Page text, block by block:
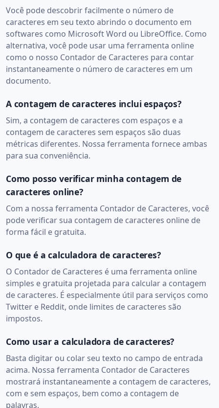
Você pode descobrir facilmente o número de
caracteres em seu texto abrindo o documento em
softwares como Microsoft Word ou LibreOffice. Como
alternativa, você pode usar uma ferramenta online
como o nosso Contador de Caracteres para contar
instantaneamente o número de caracteres em um
documento.
A contagem de caracteres inclui espaços?
Sim, a contagem de caracteres com espaços e a
contagem de caracteres sem espaços são duas
métricas diferentes. Nossa ferramenta fornece ambas
para sua conveniência.
Como posso verificar minha contagem de
caracteres online?
Com a nossa ferramenta Contador de Caracteres, você
pode verificar sua contagem de caracteres online de
forma fácil e gratuita.
O que é a calculadora de caracteres?
O Contador de Caracteres é uma ferramenta online
simples e gratuita projetada para calcular a contagem
de caracteres. É especialmente útil para serviços como
Twitter e Reddit, onde limites de caracteres são
impostos.
Como usar a calculadora de caracteres?
Basta digitar ou colar seu texto no campo de entrada
acima. Nossa ferramenta Contador de Caracteres
mostrará instantaneamente a contagem de caracteres,
com e sem espaços, bem como a contagem de
palavras.